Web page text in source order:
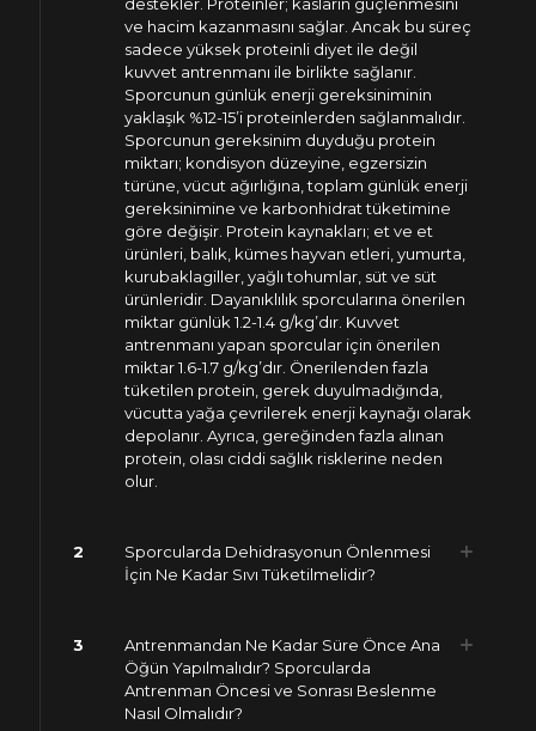
destekler. Proteinler; kasların güçlenmesini
ve hacim kazanmasını sağlar. Ancak bu süreç
sadece yüksek proteinli diyet ile değil
kuvvet antrenmanı ile birlikte sağlanır.
Sporcunun günlük enerji gereksiniminin
yaklaşık %12-15’i proteinlerden sağlanmalıdır.
Sporcunun gereksinim duyduğu protein
miktarı; kondisyon düzeyine, egzersizin
türüne, vücut ağırlığına, toplam günlük enerji
gereksinimine ve karbonhidrat tüketimine
göre değişir. Protein kaynakları; et ve et
ürünleri, balık, kümes hayvan etleri, yumurta,
kurubaklagiller, yağlı tohumlar, süt ve süt
ürünleridir. Dayanıklılık sporcularına önerilen
miktar günlük 1.2-1.4 g/kg’dır. Kuvvet
antrenmanı yapan sporcular için önerilen
miktar 1.6-1.7 g/kg’dır. Önerilenden fazla
tüketilen protein, gerek duyulmadığında,
vücutta yağa çevrilerek enerji kaynağı olarak
depolanır. Ayrıca, gereğinden fazla alınan
protein, olası ciddi sağlık risklerine neden
olur.
2
Sporcularda Dehidrasyonun Önlenmesi
İçin Ne Kadar Sıvı Tüketilmelidir?
3
Antrenmandan Ne Kadar Süre Önce Ana
Öğün Yapılmalıdır? Sporcularda
Antrenman Öncesi ve Sonrası Beslenme
Nasıl Olmalıdır?